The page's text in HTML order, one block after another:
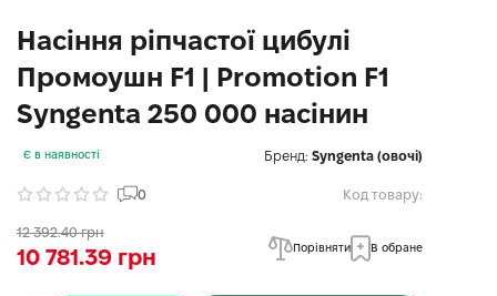
Насіння ріпчастої цибулі
Промоушн F1 | Promotion F1
Syngenta 250 000 насінин
Є в наявності Бренд: Syngenta (овочі)
0 Код товару:
12 392.40 грн
10 781.39 грн Порівняти В обране